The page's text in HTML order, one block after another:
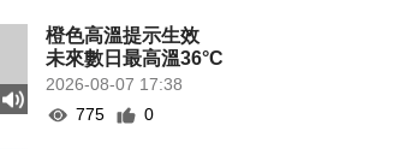
橙色高溫提示生效
未來數日最高溫36°C
2026-08-07 17:38
775
0